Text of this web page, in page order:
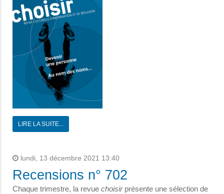
LIRE LA SUITE...
lundi, 13 décembre 2021 13:40
Recensions n° 702
Chaque trimestre, la revue choisirprésente une sélection de